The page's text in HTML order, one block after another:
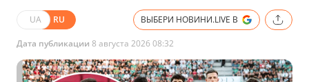
UA RU ВЫБЕРИ НОВИНИ.LIVE В
Дата публикации 8 августа 2026 08:32